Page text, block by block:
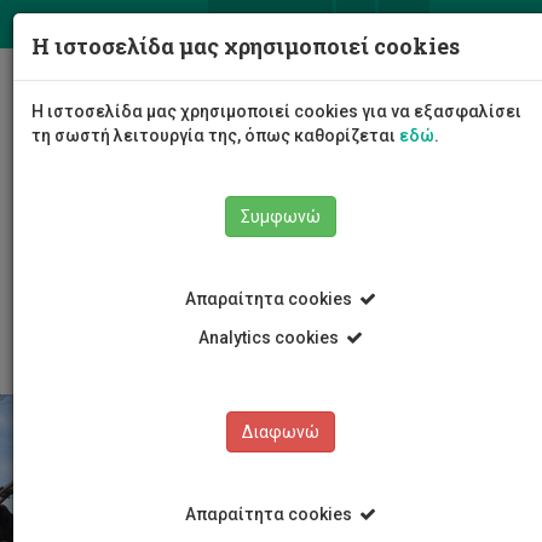
Σχολή Μηχανικής και Τεχνολογίας
Τμήμα Πολιτικών Μηχανικών και Μηχανικών
Yποδομές Τμήματος
Εργαστήριο Θαλάσσιας Πολιτικής Μηχανικής
Η ιστοσελίδα μας χρησιμοποιεί cookies
Η ιστοσελίδα μας χρησιμοποιεί cookies για να εξασφαλίσει
τη σωστή λειτουργία της, όπως καθορίζεται εδώ.
Συμφωνώ
Απαραίτητα cookies
Analytics cookies
Διαφωνώ
Απαραίτητα cookies